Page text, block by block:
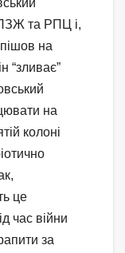
та РПЦ і,
на
“зливає”
на
колоні
це
час війни
за